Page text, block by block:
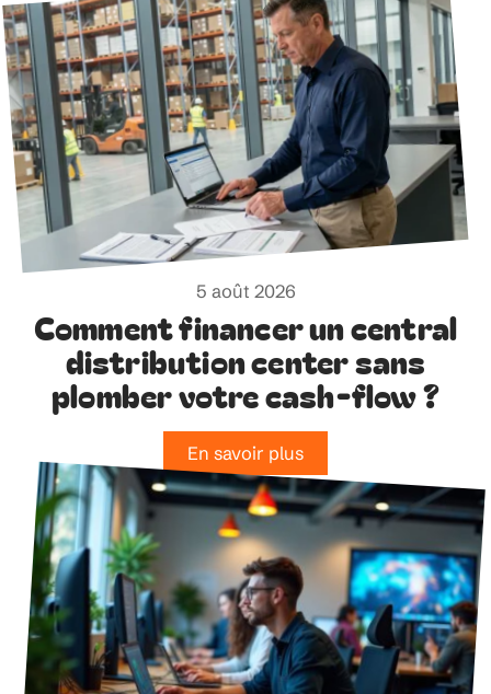
5 août 2026
Comment financer un central
distribution center sans
plomber votre cash-flow ?
En savoir plus